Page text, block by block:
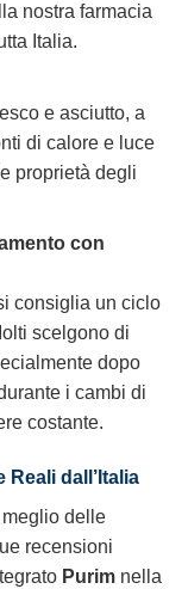
nostra farmacia
Italia.
e asciutto, a
di calore e luce
proprietà degli
con
consiglia un ciclo
scelgono di
dopo
i cambi di
costante.
Reali dall’Italia
delle
recensioni
Purim nella